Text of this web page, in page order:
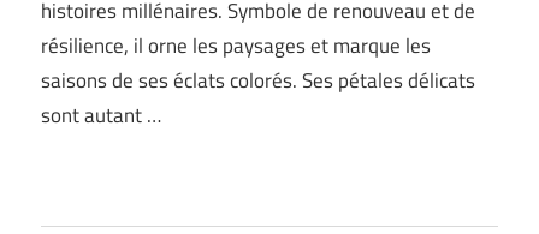
histoires millénaires. Symbole de renouveau et de
résilience, il orne les paysages et marque les
saisons de ses éclats colorés. Ses pétales délicats
sont autant …